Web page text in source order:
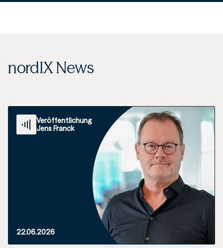
nordIX News
Veröffentlichung
Jens Franck
22.06.2026